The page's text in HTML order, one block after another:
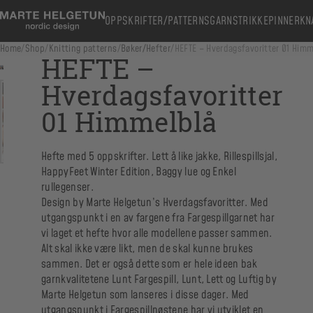
OPPSKRIFTER/PATTERNSGARNSTRIKKEPINNER
Home/Shop/Knitting patterns/Bøker/Hefter/ HEFTE – Hverdagsfavoritter 01
HEFTE –
Hverdagsfavoritter
01 Himmelblå
Hefte med 5 oppskrifter. Lett å like jakke, Rillespillsjal,
HappyFeet Winter Edition, Baggy lue og Enkel
rullegenser.
Design by Marte Helgetun’s Hverdagsfavoritter. Med
utgangspunkt i en av fargene fra Fargespillgarnet har
vi laget et hefte hvor alle modellene passer sammen.
Alt skal ikke være likt, men de skal kunne brukes
sammen. Det er også dette som er hele ideen bak
garnkvalitetene Lunt Fargespill, Lunt, Lett og Luftig by
Marte Helgetun som lanseres i disse dager. Med